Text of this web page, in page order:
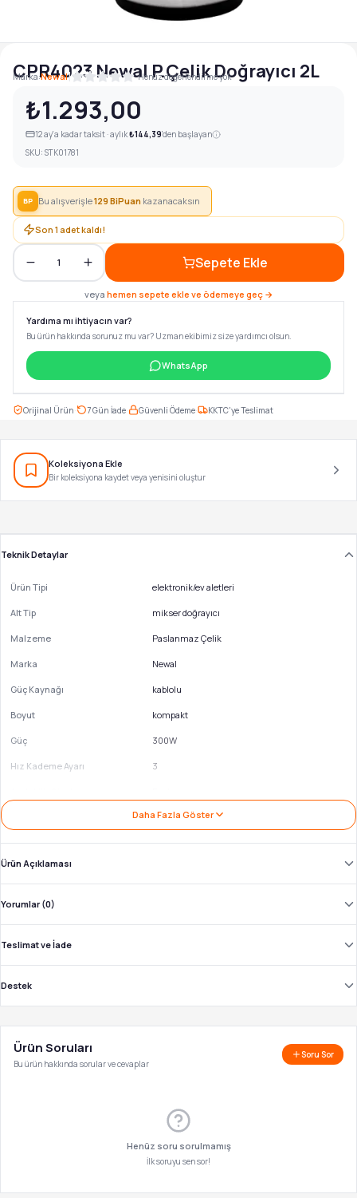
CPR4023 Newal P.Çelik Doğrayıcı 2L
Marka:Newal| Henüz değerlendirme yok
₺1.293,00
12ay'a kadar taksit · aylık₺144,39'den başlayan
SKU: STK01781
BP Bu alışverişle129BiPuan kazanacaksın
Son 1 adet kaldı!
1 Sepete Ekle
veya hemen sepete ekle ve ödemeye geç →
Yardıma mı ihtiyacın var?
Bu ürün hakkında sorunuz mu var? Uzman ekibimiz size yardımcı olsun.
WhatsApp
Orijinal Ürün 7 Gün İade Güvenli Ödeme KKTC'ye Teslimat
Koleksiyona Ekle
Bir koleksiyona kaydet veya yenisini oluştur
Teknik Detaylar
Ürün Tipi elektronik/ev aletleri
Alt Tip mikser doğrayıcı
Malzeme Paslanmaz Çelik
Marka Newal
Güç Kaynağı kablolu
Boyut kompakt
Güç 300W
Hız Kademe Ayarı 3
Daha Fazla Göster
Ürün Açıklaması
Yorumlar (0)
Teslimat ve İade
Destek
Ürün Soruları
Bu ürün hakkında sorular ve cevaplar
Soru Sor
Henüz soru sorulmamış
İlk soruyu sen sor!